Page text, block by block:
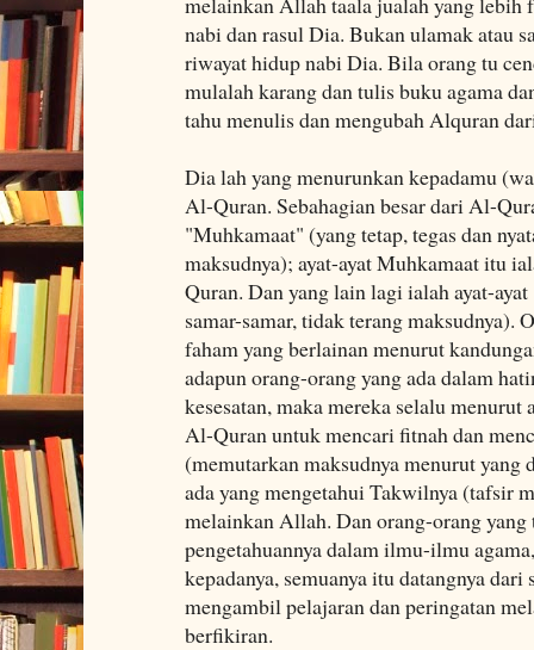
nabi dan rasul Dia. Bukan ulamak atau
riwayat hidup nabi Dia. Bila orang tu
mulalah karang dan tulis buku agama
tahu menulis dan mengubah Alquran
Dia lah yang menurunkan kepadamu
Al-Quran. Sebahagian besar dari Al-
"Muhkamaat" (yang tetap, tegas dan
maksudnya); ayat-ayat Muhkamaat itu
Quran. Dan yang lain lagi ialah ayat-
samar-samar, tidak terang maksudnya).
faham yang berlainan menurut
adapun orang-orang yang ada dalam
kesesatan, maka mereka selalu menurut
Al-Quran untuk mencari fitnah dan
(memutarkan maksudnya menurut yang
ada yang mengetahui Takwilnya (tafsir
melainkan Allah. Dan orang-orang yang
pengetahuannya dalam ilmu-ilmu
kepadanya, semuanya itu datangnya
mengambil pelajaran dan peringatan
berfikiran.